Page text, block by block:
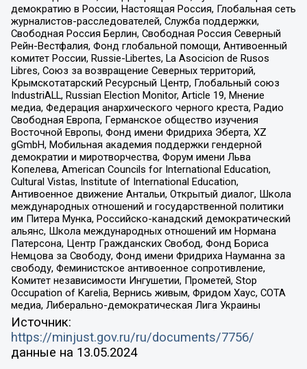
демократию в России, Настоящая Россия, Глобальная сеть
журналистов-расследователей, Служба поддержки,
Свободная Россия Берлин, Свободная Россия Северный
Рейн-Вестфалия, Фонд глобальной помощи, Антивоенный
комитет России, Russie-Libertes, La Asocicion de Rusos
Libres, Союз за возвращение Северных территорий,
Крымскотатарский Ресурсный Центр, Глобальный союз
IndustriALL, Russian Election Monitor, Article 19, Мнение
медиа, Федерация анархического черного креста, Радио
Свободная Европа, Германское общество изучения
Восточной Европы, Фонд имени Фридриха Эберта, XZ
gGmbH, Мобильная академия поддержки гендерной
демократии и миротворчества, Форум имени Льва
Копелева, American Councils for International Education,
Cultural Vistas, Institute of International Education,
Антивоенное движение Антальи, Открытый диалог, Школа
международных отношений и государственной политики
им Питера Мунка, Российско-канадский демократический
альянс, Школа международных отношений им Нормана
Патерсона, Центр Гражданских Свобод, Фонд Бориса
Немцова за Свободу, Фонд имени Фридриха Науманна за
свободу, Феминистское антивоенное сопротивление,
Комитет независимости Ингушетии, Прометей, Stop
Occupation of Karelia, Вернись живым, Фридом Хаус, СОТА
медиа, Либерально-демократическая Лига Украины
Источник:
https://minjust.gov.ru/ru/documents/7756/
данные на 13.05.2024